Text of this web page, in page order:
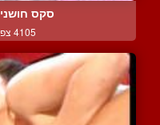
סקס
4105 צפיות